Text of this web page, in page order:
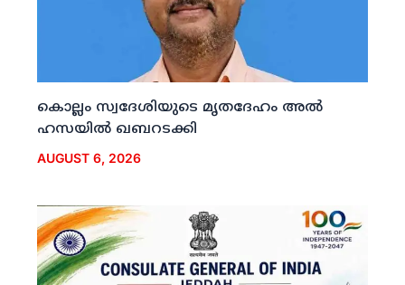
കൊല്ലം സ്വദേശിയുടെ മൃതദേഹം അല്‍
ഹസയില്‍ ഖബറടക്കി
AUGUST 6, 2026